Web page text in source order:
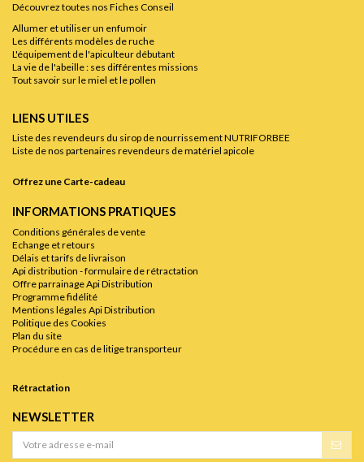
Découvrez toutes nos Fiches Conseil
Allumer et utiliser un enfumoir
Les différents modèles de ruche
L'équipement de l'apiculteur débutant
La vie de l'abeille : ses différentes missions
Tout savoir sur le miel et le pollen
LIENS UTILES
Liste des revendeurs du sirop de nourrissement NUTRIFORBEE
Liste de nos partenaires revendeurs de matériel apicole
Offrez une Carte-cadeau
INFORMATIONS PRATIQUES
Conditions générales de vente
Echange et retours
Délais et tarifs de livraison
Api distribution - formulaire de rétractation
Offre parrainage Api Distribution
Programme fidélité
Mentions légales Api Distribution
Politique des Cookies
Plan du site
Procédure en cas de litige transporteur
Rétractation
NEWSLETTER